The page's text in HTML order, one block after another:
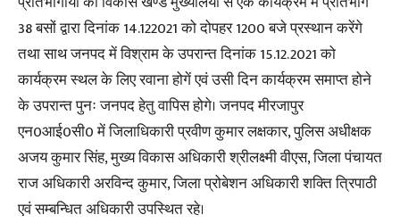
38 बसों द्वारा दिनांक 14.122021 को दोपहर 1200 बजे प्रस्थान करेंगे
तथा साथ जनपद में विश्राम के उपरान्त दिनांक 15.12.2021 को
कार्यक्रम स्थल के लिए रवाना होगें एवं उसी दिन कार्यक्रम समाप्त होने
के उपरान्त पुनः जनपद हेतु वापिस होगे। जनपद मीरजापुर
एन0आई0सी0 में जिलाधिकारी प्रवीण कुमार लक्षकार, पुलिस अधीक्षक
अजय कुमार सिंह, मुख्य विकास अधिकारी श्रीलक्ष्मी वीएस, जिला पंचायत
राज अधिकारी अरविन्द कुमार, जिला प्रोबेशन अधिकारी शक्ति त्रिपाठी
एवं सम्बन्धित अधिकारी उपस्थित रहे।